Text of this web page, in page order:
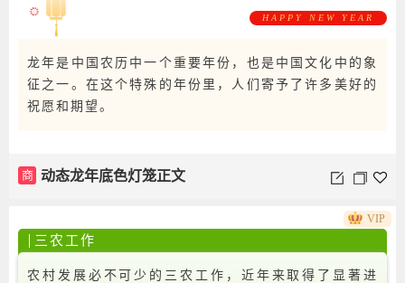
HAPPY NEW YEAR
龙年是中国农历中一个重要年份，也是中国文化中的象
征之一。在这个特殊的年份里，人们寄予了许多美好的
祝愿和期望。
商 动态龙年底色灯笼正文
三农工作
农村发展必不可少的三农工作，近年来取得了显著进
VIP